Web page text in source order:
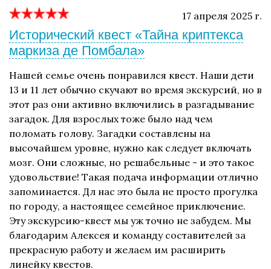
17 апреля 2025 г.
Исторический квест «Тайна криптекса
маркиза де Помбала»
Нашей семье очень понравился квест. Наши дети
13 и 11 лет обычно скучают во время экскурсий, но в
этот раз они активно включились в разгадывание
загадок. Для взрослых тоже было над чем
поломать голову. Загадки составлены на
высочайшем уровне, нужно как следует включать
мозг. Они сложные, но решабельные - и это такое
удовольствие! Такая подача информации отлично
запоминается. Дл нас это была не просто прогулка
по городу, а настоящее семейное приключение.
Эту экскурсию-квест мы уж точно не забудем. Мы
благодарим Алексея и команду составителей за
прекрасную работу и желаем им расширить
линейку квестов.